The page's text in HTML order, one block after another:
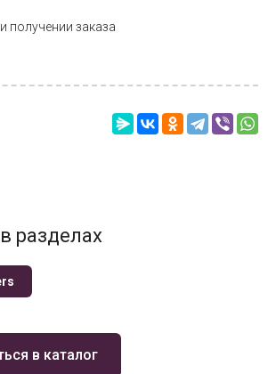
получении заказа
разделах
в каталог